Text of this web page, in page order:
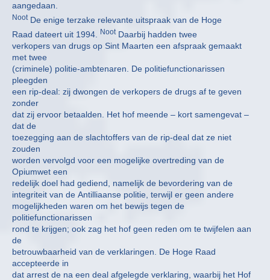
aangedaan.
NootDe enige terzake relevante uitspraak van de Hoge
Raad dateert uit 1994.
NootDaarbij hadden twee
verkopers van drugs op Sint Maarten een afspraak gemaakt
met twee
(criminele) politie-ambtenaren. De politiefunctionarissen
pleegden
een rip-deal: zij dwongen de verkopers de drugs af te geven
zonder
dat zij ervoor betaalden. Het hof meende – kort samengevat –
dat de
toezegging aan de slachtoffers van de rip-deal dat ze niet
zouden
worden vervolgd voor een mogelijke overtreding van de
Opiumwet een
redelijk doel had gediend, namelijk de bevordering van de
integriteit van de Antilliaanse politie, terwijl er geen andere
mogelijkheden waren om het bewijs tegen de
politiefunctionarissen
rond te krijgen; ook zag het hof geen reden om te twijfelen aan
de
betrouwbaarheid van de verklaringen. De Hoge Raad
accepteerde in
dat arrest de na een deal afgelegde verklaring, waarbij het Hof